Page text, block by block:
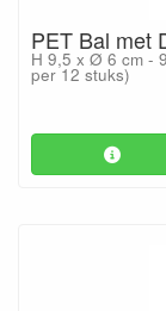
PET Bal met
H 9,5 x Ø 6 cm -
per 12 stuks)